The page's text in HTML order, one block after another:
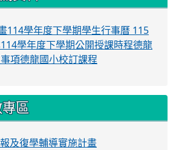
114學年度下學期學生行事曆 115
114學年度下學期公開授課時程德龍
項德龍國小校訂課程
區
及復學輔導實施計畫